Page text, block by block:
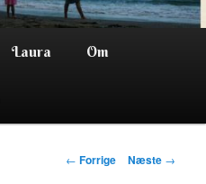
Laura Om
Indlægsnavigation
← Forrige Næste →